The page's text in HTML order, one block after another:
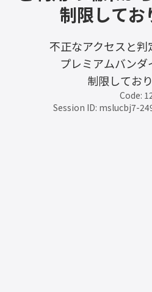
制限してお
不正なアクセスと判
プレミアムバンダ
制限してお
Code:
Session ID: mslucbj7-